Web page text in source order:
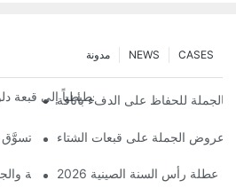
CASES
NEWS مدونة
مصمم بريطاني رسماً تخطيطياً إلى قبعة
بالجملة للحفاظ على الدفء بأناقة
استمتع بالدفء مع القبعات الشتوية: تسوَّق
عروض الجملة على قبعات الشتاء
عطلة رأس السنة الصينية 2026